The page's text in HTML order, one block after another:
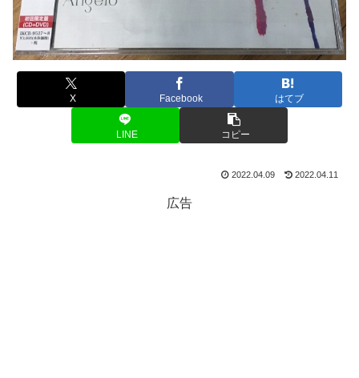
X Facebook はてブ
LINE コピー
2022.04.09 2022.04.11
広告